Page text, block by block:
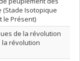
(Stade Isotopique
le Présent)
de la révolution
révolution